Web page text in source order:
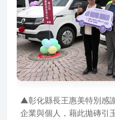
▲彰化縣長王惠美特別感
企業與個人，藉此拋磚引